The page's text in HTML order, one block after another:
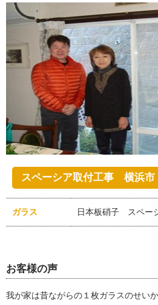
スペーシア取付工事 横浜
ガラス 日本板硝子 スペー
お客様の声
我が家は昔ながらの１枚ガラスのせい